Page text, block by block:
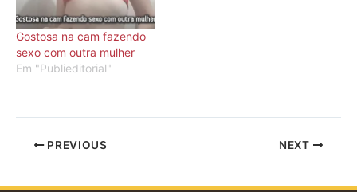
Gostosa na cam fazendo
sexo com outra mulher
Em "Publieditorial"
PREVIOUS NEXT